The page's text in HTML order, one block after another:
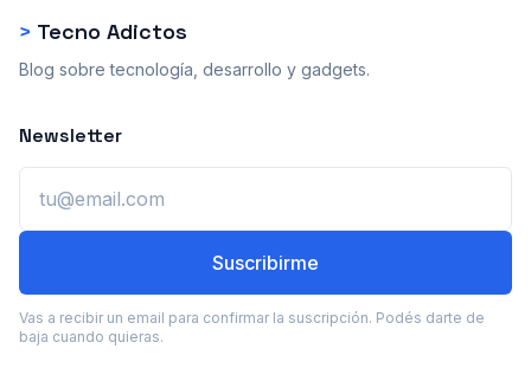
> Tecno Adictos
Blog sobre tecnología, desarrollo y gadgets.
Newsletter
Suscribirme
Vas a recibir un email para confirmar la suscripción. Podés darte de
baja cuando quieras.